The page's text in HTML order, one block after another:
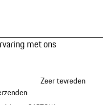
met ons
Zeer tevreden